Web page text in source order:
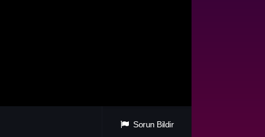
Sorun Bildir